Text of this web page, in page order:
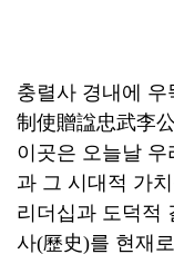
충렬사 경내에
制使贈諡忠武李
이곳은 오늘날
과 그 시대적 가
리더십과 도덕적
사(歷史)를 현재